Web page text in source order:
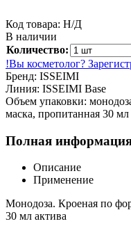
Код товара: Н/Д
В наличии
Количество:
!Вы косметолог?
Бренд: ISSEIMI
Линия: ISSEIMI Base
Объем упаковки:
маска, пропитанная 30 мл
Полная
Описание
Применение
Монодоза. Кроеная по
30 мл актива